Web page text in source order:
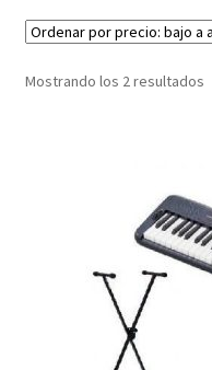
Hogar
Marcas
Mostrando los 2 resultados